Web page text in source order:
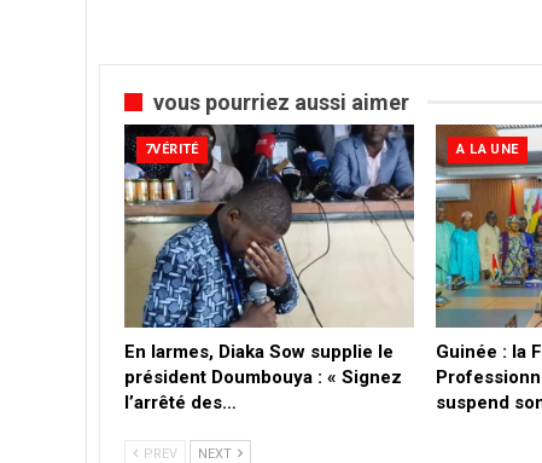
vous pourriez aussi aimer
7VÉRITÉ
En larmes, Diaka Sow supplie le
président Doumbouya : « Signez
l’arrêté des…
A LA UNE
Guinée : la
suspend
PREV NEXT